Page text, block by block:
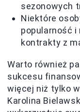
sezonowych
Niektóre
popularność
kontrakty z
Warto również
sukcesu
więcej niż tylko
Karolina